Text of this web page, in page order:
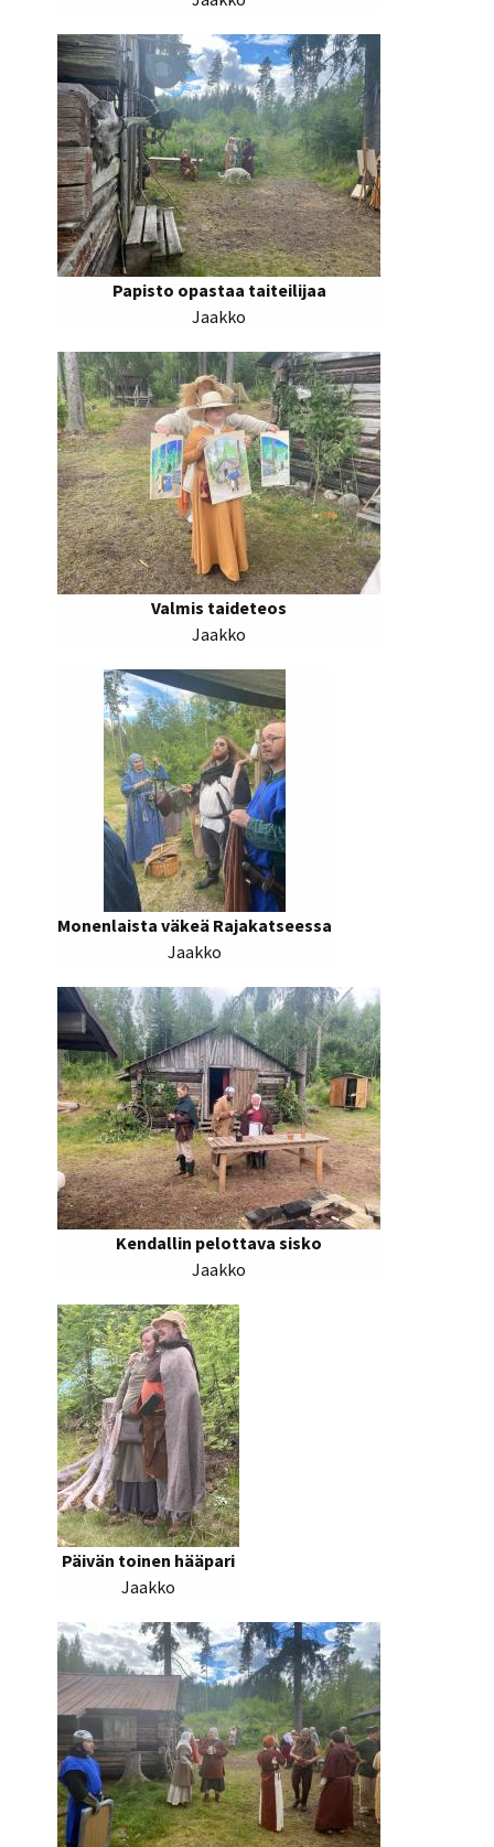
Papisto opastaa taiteilijaa
Jaakko
Valmis taideteos
Jaakko
Monenlaista väkeä Rajakatseessa
Jaakko
Kendallin pelottava sisko
Jaakko
Päivän toinen hääpari
Jaakko